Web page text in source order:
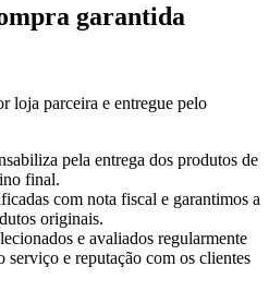
garantida
loja parceira e entregue pelo
pela entrega dos produtos de
final.
com nota fiscal e garantimos a
originais.
e avaliados regularmente
serviço e reputação com os clientes